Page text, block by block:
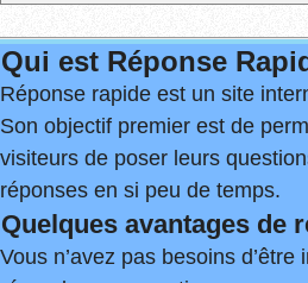
Qui est Réponse
Réponse rapide est un site
Son objectif premier est de
visiteurs de poser leurs
réponses en si peu de temps.
Quelques avantages de
Vous n’avez pas besoins